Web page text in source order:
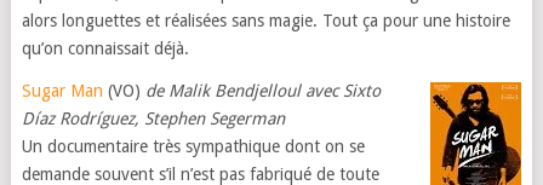
alors longuettes et réalisées sans magie. Tout ça pour une histoire
qu’on connaissait déjà.
Sugar Man (VO) de Malik Bendjelloul avec Sixto
Díaz Rodríguez, Stephen Segerman
Un documentaire très sympathique dont on se
demande souvent s’il n’est pas fabriqué de toute